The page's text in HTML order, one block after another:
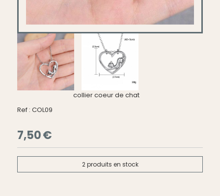
collier coeur de chat
Ref : COL09
7,50€
2produits en stock